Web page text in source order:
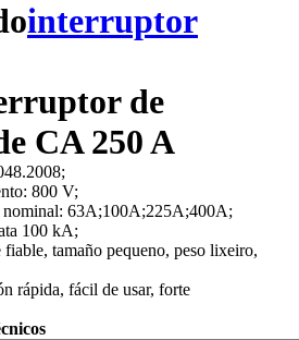
interruptor
de
CA 250 A
800 V;
nominal: 63A;100A;225A;400A;
100 kA;
fiable, tamaño pequeno, peso lixeiro,
rápida, fácil de usar, forte